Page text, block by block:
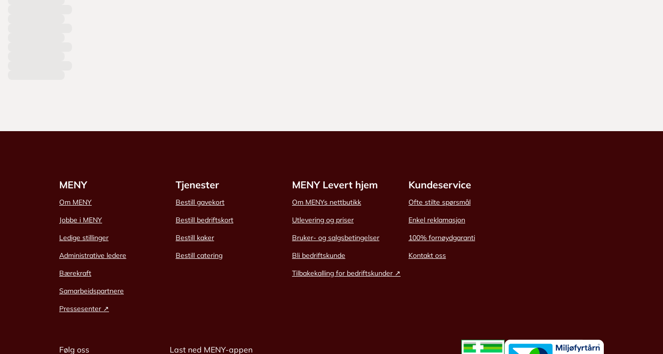
MENY
Om MENY
Jobbe i MENY
Ledige stillinger
Administrative ledere
Bærekraft
Samarbeidspartnere
Pressesenter ↗
Tjenester
Bestill gavekort
Bestill bedriftskort
Bestill kaker
Bestill catering
MENY Levert hjem
Om MENYs nettbutikk
Utlevering og priser
Bruker- og salgsbetingelser
Bli bedriftskunde
Tilbakekalling for bedriftskunder ↗
Kundeservice
Ofte stilte spørsmål
Enkel reklamasjon
100% fornøydgaranti
Kontakt oss
Følg oss Last ned MENY-appen